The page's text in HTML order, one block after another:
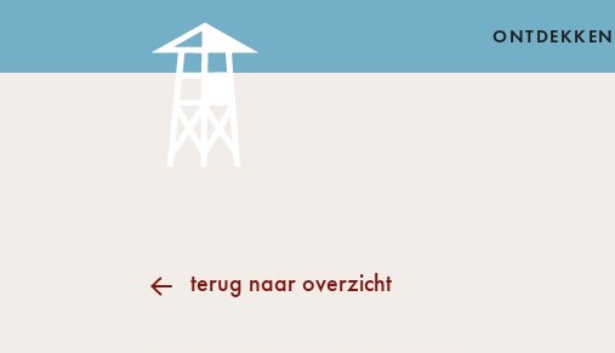
ONTDEKKEN
terug naar overzicht